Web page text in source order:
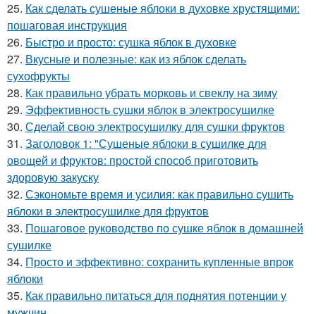
25. Как сделать сушеные яблоки в духовке хрустящими:
пошаговая инструкция
26. Быстро и просто: сушка яблок в духовке
27. Вкусные и полезные: как из яблок сделать
сухофрукты
28. Как правильно убрать морковь и свеклу на зиму
29. Эффективность сушки яблок в электросушилке
30. Сделай свою электросушилку для сушки фруктов
31. Заголовок 1: "Сушеные яблоки в сушилке для
овощей и фруктов: простой способ приготовить
здоровую закуску
32. Сэкономьте время и усилия: как правильно сушить
яблоки в электросушилке для фруктов
33. Пошаговое руководство по сушке яблок в домашней
сушилке
34. Просто и эффективно: сохранить купленные впрок
яблоки
35. Как правильно питаться для поднятия потенции у